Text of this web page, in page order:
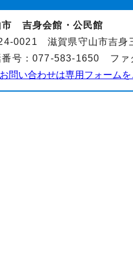
市 吉身会館・公民館
0021 滋賀県守山市吉身
番号：077-583-1650 ファ
お問い合わせは専用フォームを